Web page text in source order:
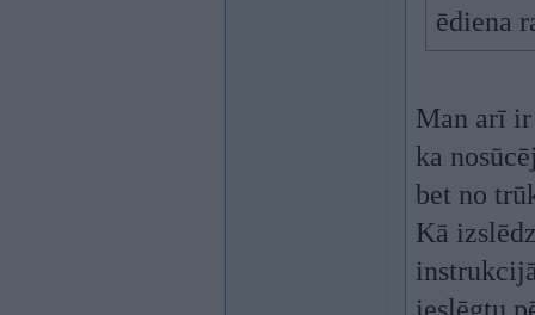
ēdiena
Man arī
ka
bet no
Kā